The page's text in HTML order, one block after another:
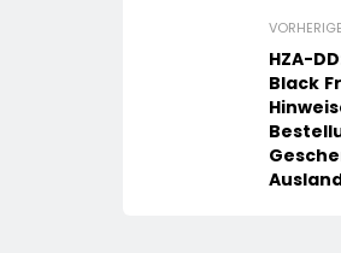
HZA-
Black